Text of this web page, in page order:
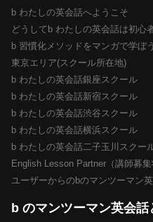
b わたしの英会話へようこそ
どうしてb わたしの英会話は初心
b 習慣化メソッドをマンガで学ぼう
東京エリア(スクール所在地)
b わたしの英会話銀座スクール
b わたしの英会話新宿スクール
b わたしの英会話渋谷スクール
b わたしの英会話横浜スクール
b わたしの英会話二子玉川スクー
English Lesson Partner（講師募集
ユーザーからのbのマンツーマン
b のマンツーマン英会話